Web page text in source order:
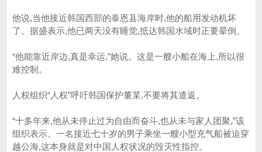
他说,当他接近韩国西部的泰恩县海岸时,他的船用发动机坏
了。据盛表示,他已两天没有睡觉,抵达韩国水域时正要晕倒。
“他能靠近岸边,真是幸运,”她说。这是一艘小船在海上,所以很
难控制。
人权组织“人权”呼吁韩国保护董某,不要将其遣返。
“十多年来,他从未停止过为自由而奋斗,也从未与家人团聚,”该
组织表示。一名接近七十岁的男子乘坐一艘小型充气船被迫穿
越公海,这本身就是对中国人权状况的毁灭性指控。